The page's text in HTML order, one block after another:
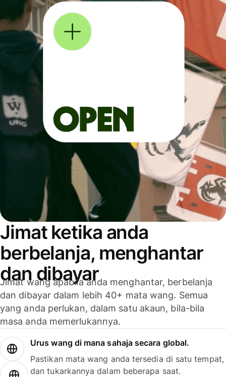
Jimat ketika anda
berbelanja, menghantar
dan dibayar
Jimat wang apabila anda menghantar, berbelanja
dan dibayar dalam lebih 40+ mata wang. Semua
yang anda perlukan, dalam satu akaun, bila-bila
masa anda memerlukannya.
Urus wang di mana sahaja secara global.
Pastikan mata wang anda tersedia di satu tempat,
dan tukarkannya dalam beberapa saat.